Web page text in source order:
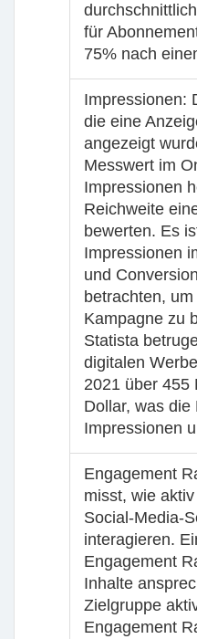
für
75% nach
Impressionen:
die eine
angezeigt
Messwert im
Impressionen
Reichweite
bewerten. Es
Impressionen
und
betrachten,
Kampagne zu
Statista
digitalen
2021 über 455
Dollar, was die
Impressionen
Engagement
misst, wie
Social-Media-
interagieren.
Engagement
Inhalte
Zielgruppe
Engagement